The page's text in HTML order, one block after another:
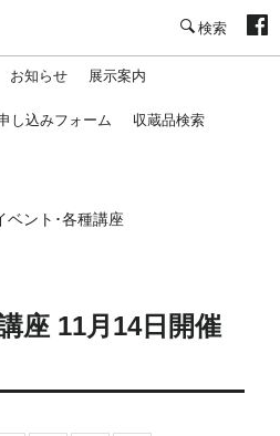
お知らせ 展示案内
し込みフォーム 収蔵品検索
ベント･各種講座
座 11月14日開催